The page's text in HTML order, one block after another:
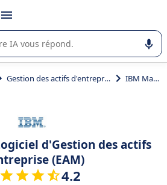
avec
dans l'utilisation ou la sélection de
Gestion des actifs d'entreprise (EAM) IBM Maximo
d'Gestion des actifs
(EAM)
4.2